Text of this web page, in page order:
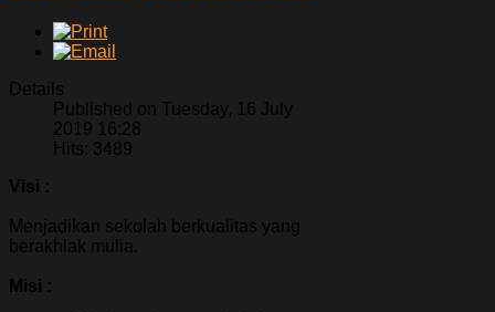
Details
Published on Tuesday, 16 July
2019 16:28
Hits: 3489
Visi :
Menjadikan sekolah berkualitas yang
berakhlak mulia.
Misi :